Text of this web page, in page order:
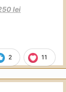
2 11
lei